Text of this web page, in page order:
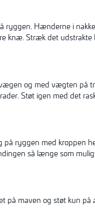
ryggen. Hænderne i
knæ. Stræk det udstrakte
og med vægten på
Støt igen med det
på ryggen med kroppen
så længe som
på maven og støt kun